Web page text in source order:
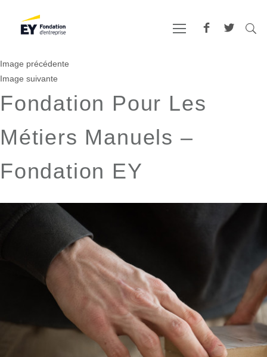
Image précédente
Image suivante
Fondation Pour Les
Métiers Manuels –
Fondation EY